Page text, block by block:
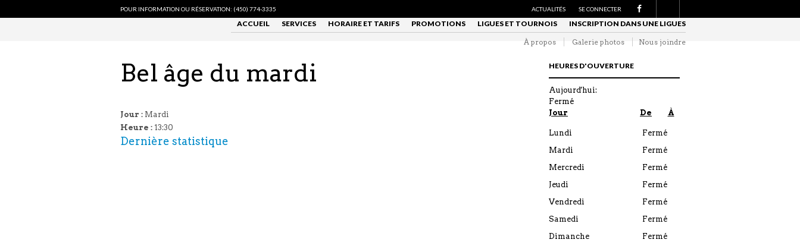
POUR INFORMATION OU RÉSERVATION: (450) 774-3335 ACTUALITÉS SE CONNECTER
I
V
E
Z
U
R
F
C
B
O
O
K
ACCUEIL SERVICES HORAIRE ET TARIFS PROMOTIONS LIGUES ET TOURNOIS INSCRIPTION DANS UNE LIGUES
À propos Galerie photos Nous joindre
Bel âge du mardi
Jour : Mardi
Heure : 13:30
Dernière statistique
HEURES D'OUVERTURE
Aujourd'hui:
Fermé
Jour
De À
Lundi
Fermé
Mardi
Fermé
Mercredi
Fermé
Jeudi
Fermé
Vendredi
Fermé
Samedi
Fermé
Dimanche
Fermé